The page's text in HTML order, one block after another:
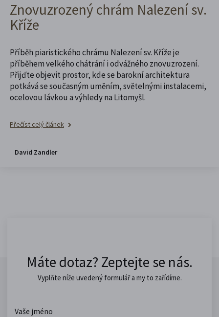
Znovuzrozený chrám Nalezení sv.
Kříže
Příběh piaristického chrámu Nalezení sv. Kříže je
příběhem velkého chátrání i odvážného znovuzrození.
Přijďte objevit prostor, kde se barokní architektura
potkává se současným uměním, světelnými instalacemi,
ocelovou lávkou a výhledy na Litomyšl.
Přečíst celý článek
David Zandler
Máte dotaz? Zeptejte se nás.
Vyplňte níže uvedený formulář a my to zařídíme.
Vaše jméno